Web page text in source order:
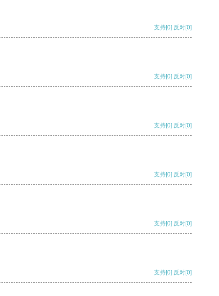
支持[0] 反对[0]
支持[0] 反对[0]
支持[0] 反对[0]
支持[0] 反对[0]
支持[0] 反对[0]
支持[0] 反对[0]